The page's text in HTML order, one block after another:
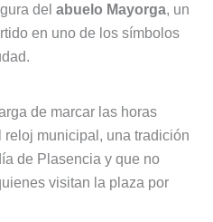
del abuelo Mayorga, un
en uno de los símbolos
de marcar las horas
municipal, una tradición
de Plasencia y que no
visitan la plaza por